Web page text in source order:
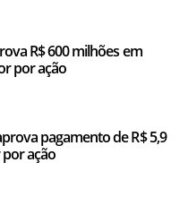
R$ 600 milhões em
por ação
pagamento de R$ 5,9
por ação